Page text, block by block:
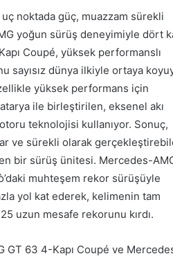
noktada güç, muazzam sürekli
yoğun sürüş deneyimiyle dört
Coupé, yüksek performanslı
sayısız dünya ilkiyle ortaya
yüksek performans için
ile birleştirilen, eksenel akı
teknolojisi kullanıyor. Sonuç,
ve sürekli olarak
bir sürüş ünitesi. Mercedes-
muhteşem rekor sürüşüyle
yol kat ederek, kelimenin tam
uzun mesafe rekorunu kırdı.
GT 63 4-Kapı Coupé ve